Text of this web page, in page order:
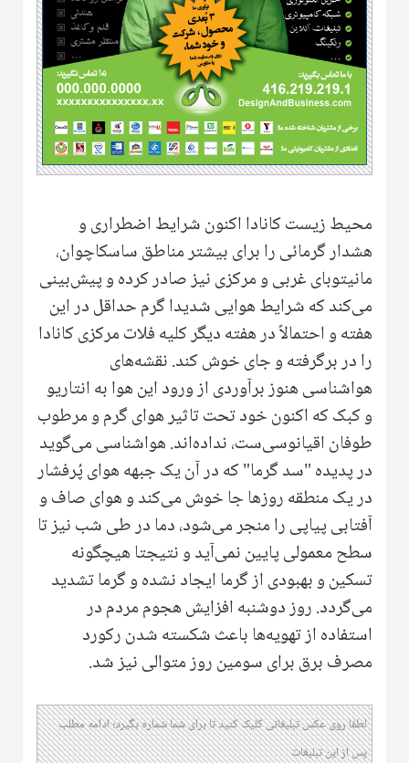
محیط زیست کانادا اکنون شرایط اضطراری و
هشدار گرمائی را برای بیشتر مناطق ساسکاچوان،
مانیتوبای غربی و مرکزی نیز صادر کرده و پیش‌بینی
می‌کند که شرایط هوایی شدیدا گرم حداقل در این
هفته و احتمالاً در هفته دیگر کلیه فلات مرکزی کانادا
را در برگرفته و جای خوش کند. نقشه‌های
هواشناسی هنوز برآوردی از ورود این هوا به انتاریو
و کبک که اکنون خود تحت تاثیر هوای گرم و مرطوب
طوفان اقیانوسی‌ست، نداده‌اند. هواشناسی می‌گوید
در پدیده "سد گرما" که در آن یک جبهه هوای پُرفشار
در یک منطقه روزها جا خوش می‌کند و هوای صاف و
آفتابی پیاپی را منجر می‌شود، دما در طی شب نیز تا
سطح معمولی پایین نمی‌آید و نتیجتا هیچگونه
تسکین و بهبودی از گرما ایجاد نشده و گرما تشدید
می‌گردد. روز دوشنبه افزایش هجوم مردم در
استفاده از تهویه‌ها باعث شکسته شدن رکورد
مصرف برق برای سومین روز متوالی نیز شد.
لطفا روی عکس تبلیغاتی کلیک کنید تا برای شما شماره بگیرد؛ ادامه مطلب
پس از این تبلیغات